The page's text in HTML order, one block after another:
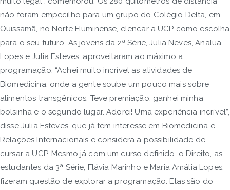
não foram empecilho para um grupo do Colégio Delta, em
Quissamã, no Norte Fluminense, elencar a UCP como escolha
para o seu futuro. As jovens da 2ª Série, Julia Neves, Analua
Lopes e Julia Esteves, aproveitaram ao máximo a
programação. “Achei muito incrível as atividades de
Biomedicina, onde a gente soube um pouco mais sobre
alimentos transgênicos. Teve premiação, ganhei minha
bolsinha e o segundo lugar. Adorei! Uma experiência incrível”,
disse Julia Esteves, que já tem interesse em Biomedicina e
Relações Internacionais e considera a possibilidade de
cursar a UCP. Mesmo já com um curso definido, o Direito, as
estudantes da 3ª Série, Flávia Marinho e Maria Amália Lopes,
fizeram questão de explorar a programação. Elas são do